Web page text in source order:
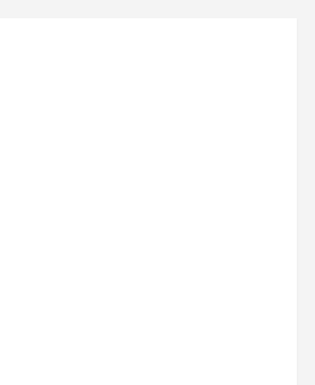
പാര്‍ട്ടി; ഇപ്പോള്‍